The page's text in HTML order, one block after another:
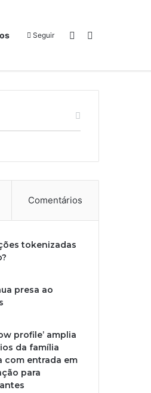
Seguir Switch skin
Comentários
tokenizadas
presa ao
profile’ amplia
da família
com entrada em
para